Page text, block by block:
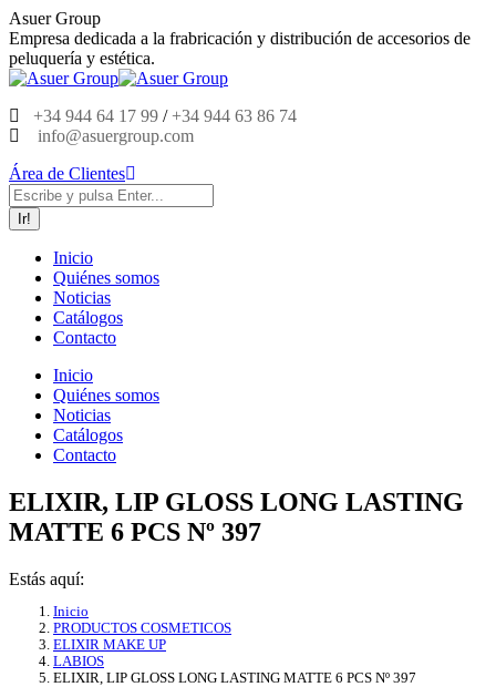
Saltar
al
contenido
Asuer Group
Empresa dedicada a la frabricación y distribución de accesorios de
peluquería y estética.
+34 944 64 17 99 /+34 944 63 86 74
info@asuergroup.com
Área de Clientes
Buscar:
Inicio
Quiénes somos
Noticias
Catálogos
Contacto
Inicio
Quiénes somos
Noticias
Catálogos
Contacto
ELIXIR, LIP GLOSS LONG LASTING
MATTE 6 PCS Nº 397
Estás aquí:
Inicio
PRODUCTOS COSMETICOS
ELIXIR MAKE UP
LABIOS
ELIXIR, LIP GLOSS LONG LASTING MATTE 6 PCS Nº 397